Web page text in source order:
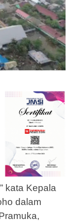
kata Kepala
dalam